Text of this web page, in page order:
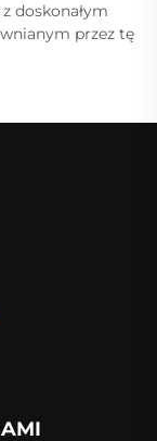
doskonałym
przez tę